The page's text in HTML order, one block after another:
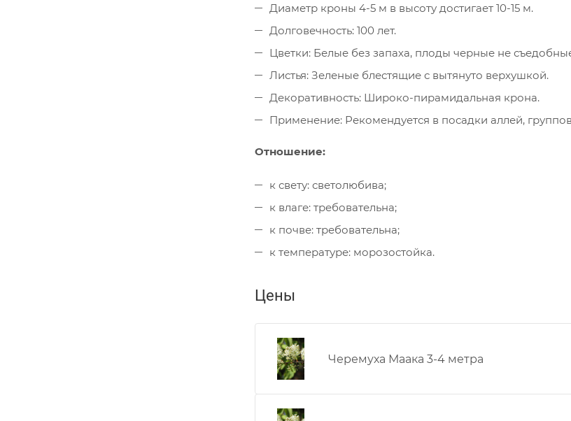
Диаметр кроны 4-5 м в высоту достигает 10-15 м.
Долговечность: 100 лет.
Цветки: Белые без запаха, плоды черные не
Листья: Зеленые блестящие с вытянуто верхушкой.
Декоративность: Широко-пирамидальная крона.
Применение: Рекомендуется в посадки аллей,
Отношение:
к свету: светолюбива;
к влаге: требовательна;
к почве: требовательна;
к температуре: морозостойка.
Цены
Черемуха Маака 3-4 метра